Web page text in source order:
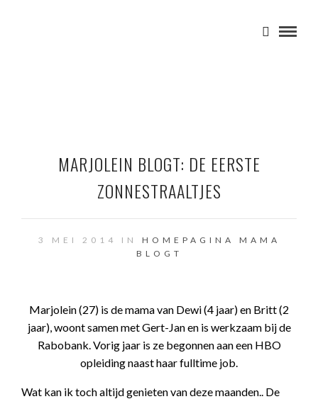
MARJOLEIN BLOGT: DE EERSTE
ZONNESTRAALTJES
3 MEI 2014 IN HOMEPAGINA
MAMA
BLOGT
Marjolein (27) is de mama van Dewi (4 jaar) en Britt (2
jaar), woont samen met Gert-Jan en is werkzaam bij de
Rabobank. Vorig jaar is ze begonnen aan een HBO
opleiding naast haar fulltime job.
Wat kan ik toch altijd genieten van deze maanden.. De